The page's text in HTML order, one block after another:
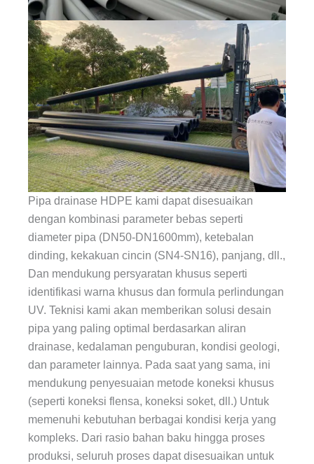
Pipa drainase HDPE kami dapat disesuaikan
dengan kombinasi parameter bebas seperti
diameter pipa (DN50-DN1600mm), ketebalan
dinding, kekakuan cincin (SN4-SN16), panjang, dll.,
Dan mendukung persyaratan khusus seperti
identifikasi warna khusus dan formula perlindungan
UV. Teknisi kami akan memberikan solusi desain
pipa yang paling optimal berdasarkan aliran
drainase, kedalaman penguburan, kondisi geologi,
dan parameter lainnya. Pada saat yang sama, ini
mendukung penyesuaian metode koneksi khusus
(seperti koneksi flensa, koneksi soket, dll.) Untuk
memenuhi kebutuhan berbagai kondisi kerja yang
kompleks. Dari rasio bahan baku hingga proses
produksi, seluruh proses dapat disesuaikan untuk